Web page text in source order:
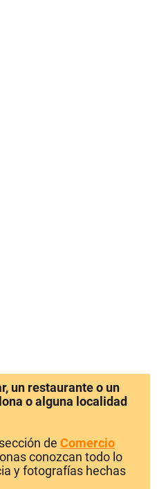
un restaurante o un
o alguna localidad
de Comercio
conozcan todo lo
y fotografías hechas